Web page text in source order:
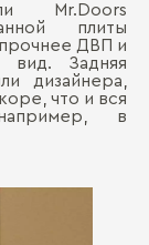
Mr.Doors
плиты
ДВП и
вид. Задняя
дизайнера,
что и вся
в